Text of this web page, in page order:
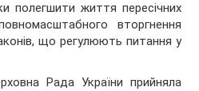
полегшити життя пересічних
вторгнення
що регулюють питання у
Рада України прийняла